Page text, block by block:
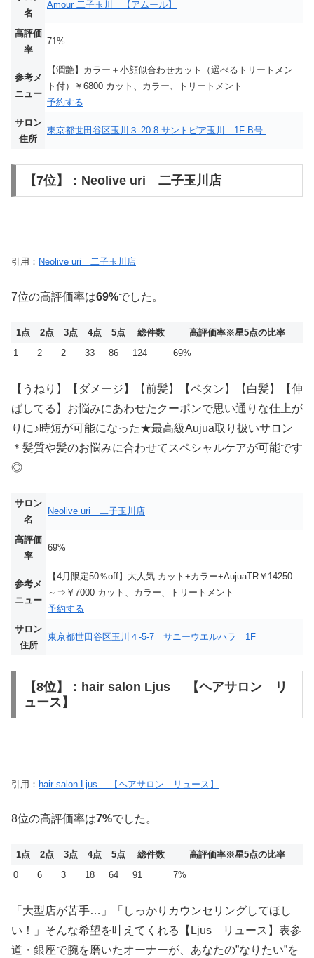
名
Amour 二子玉川 【アムール】
高評価
率
71%
参考メ
ニュー
【潤艶】カラー＋小顔似合わせカット（選べるトリートメン
ト付）￥6800 カット、カラー、トリートメント
予約する
サロン
住所
東京都世田谷区玉川３-20-8 サントピア玉川 1F B号
【7位】：Neolive uri 二子玉川店
引用： Neolive uri 二子玉川店
7位の高評価率は69%でした。
1点 2点 3点 4点 5点 総件数 高評価率※星5点の比率
1
2 2 33 86 124 69%
【うねり】【ダメージ】【前髪】【ペタン】【白髪】【伸
ばしてる】お悩みにあわせたクーポンで思い通りな仕上が
りに♪時短が可能になった★最高級Aujua取り扱いサロン
＊髪質や髪のお悩みに合わせてスペシャルケアが可能です
◎
サロン
名
Neolive uri 二子玉川店
高評価
率
69%
参考メ
ニュー
【4月限定50％off】大人気.カット+カラー+AujuaTR￥14250
～⇒￥7000 カット、カラー、トリートメント
予約する
サロン
住所
東京都世田谷区玉川４-5-7 サニーウエルハラ 1F
【8位】：hair salon Ljus 【ヘアサロン リ
ュース】
引用： hair salon Ljus 【ヘアサロン リュース】
8位の高評価率は7%でした。
1点 2点 3点 4点 5点 総件数 高評価率※星5点の比率
0
6 3 18 64 91 7%
「大型店が苦手…」「しっかりカウンセリングしてほし
い！」そんな希望を叶えてくれる【Ljus リュース】表参
道・銀座で腕を磨いたオーナーが、あなたの”なりたい”を